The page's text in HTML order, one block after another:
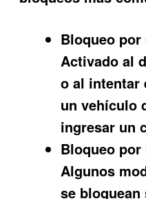
Bloqueo por
Activado al
o al intentar
un vehículo
ingresar un
Bloqueo
Algunos
se